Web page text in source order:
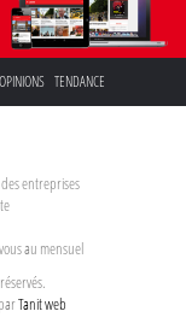
OPINIONS TENDANCE
entreprises
au mensuel
Tanit web